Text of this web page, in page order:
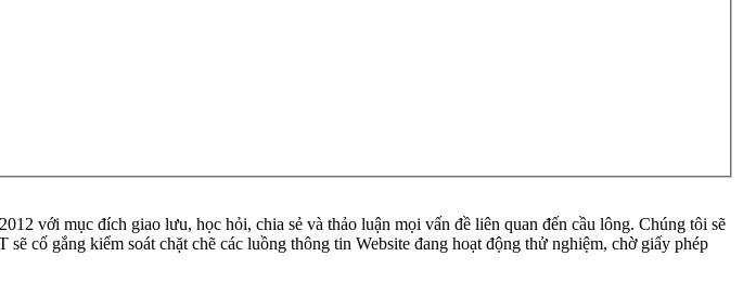
với mục đích giao lưu, học hỏi, chia sẻ và thảo luận mọi vấn đề liên quan đến cầu lông. Chúng tôi sẽ
cố gắng kiểm soát chặt chẽ các luồng thông tin Website đang hoạt động thử nghiệm, chờ giấy phép